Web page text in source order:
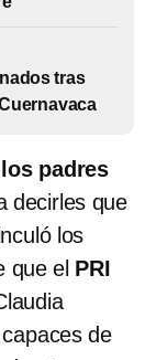
tras
padres
decirles que
los
que el PRI
de